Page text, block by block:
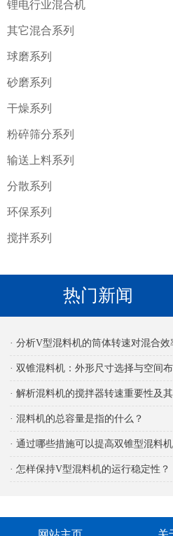
锂电行业混合机
其它混合系列
球磨系列
砂磨系列
干燥系列
粉碎筛分系列
输送上料系列
分散系列
环保系列
搅拌系列
热门新闻
· 分析V型混料机的筒体转速对混合效
的影响
· 双锥混料机：外形尺寸选择与空间
考量
· 解析混料机的搅拌器转速重要性及
响
· 混料机的总容量是指的什么？
· 通过哪些措施可以提高双锥型混料
生产能力
· 怎样保持V型混料机的运行稳定性？